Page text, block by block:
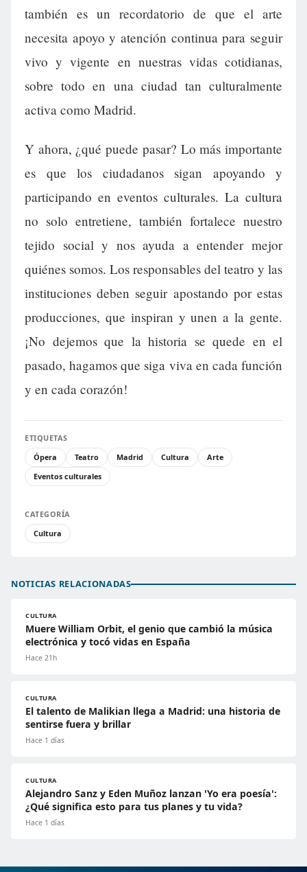
también es un recordatorio de que el arte
necesita apoyo y atención continua para seguir
vivo y vigente en nuestras vidas cotidianas,
sobre todo en una ciudad tan culturalmente
activa como Madrid.
Y ahora, ¿qué puede pasar? Lo más importante
es que los ciudadanos sigan apoyando y
participando en eventos culturales. La cultura
no solo entretiene, también fortalece nuestro
tejido social y nos ayuda a entender mejor
quiénes somos. Los responsables del teatro y las
instituciones deben seguir apostando por estas
producciones, que inspiran y unen a la gente.
¡No dejemos que la historia se quede en el
pasado, hagamos que siga viva en cada función
y en cada corazón!
ETIQUETAS
Ópera
Teatro Madrid Cultura
Arte
Eventos culturales
CATEGORÍA
Cultura
NOTICIAS RELACIONADAS
CULTURA
Muere William Orbit, el genio que cambió la música
electrónica y tocó vidas en España
Hace 21h
CULTURA
El talento de Malikian llega a Madrid: una historia de
sentirse fuera y brillar
Hace 1 días
CULTURA
Alejandro Sanz y Eden Muñoz lanzan 'Yo era poesía':
¿Qué significa esto para tus planes y tu vida?
Hace 1 días